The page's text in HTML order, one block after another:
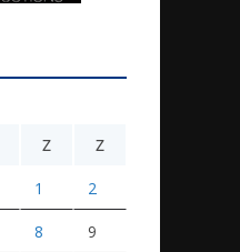
Z Z
1 2
8 9